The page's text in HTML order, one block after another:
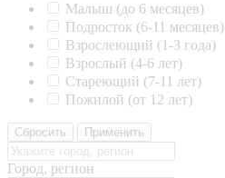
Малыш (до 6 месяцев)
Подросток (6-11 месяцев)
Взрослеющий (1-3 года)
Взрослый (4-6 лет)
Стареющий (7-11 лет)
Пожилой (от 12 лет)
Сбросить Применить
Город, регион